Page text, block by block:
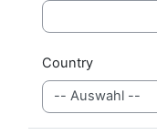
Country